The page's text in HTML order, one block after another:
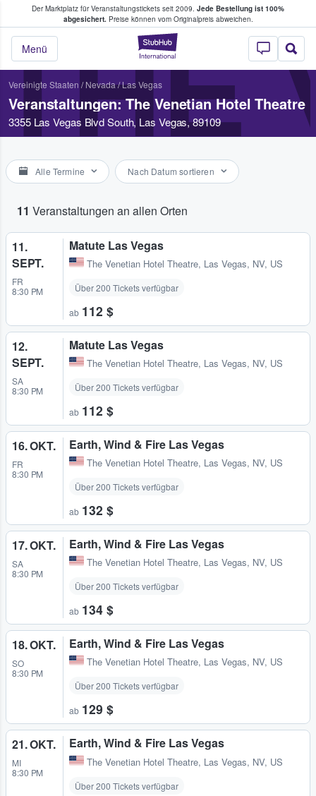
Der Marktplatz für Veranstaltungstickets seit 2009. Jede Bestellung ist 100%
abgesichert.Preise können vom Originalpreis abweichen.
StubHub - Wo
Menü
Tickets kaufen & verkaufen
Vereinigte Staaten / Nevada/Las Vegas
Veranstaltungen: The Venetian Hotel Theatre
3355 Las Vegas Blvd South, Las Vegas, 89109
Alle Termine Nach Datum sortieren
11 Veranstaltungen an allen Orten
11.
SEPT.
FR
8:30 PM
Matute Las Vegas
The Venetian Hotel Theatre, Las Vegas, NV, US
Über 200 Tickets verfügbar
ab 112 $
12.
SEPT.
SA
8:30 PM
Matute Las Vegas
The Venetian Hotel Theatre, Las Vegas, NV, US
Über 200 Tickets verfügbar
ab 112 $
16. OKT.
FR
8:30 PM
Earth, Wind & Fire Las Vegas
The Venetian Hotel Theatre, Las Vegas, NV, US
Über 200 Tickets verfügbar
ab 132 $
17. OKT.
SA
8:30 PM
Earth, Wind & Fire Las Vegas
The Venetian Hotel Theatre, Las Vegas, NV, US
Über 200 Tickets verfügbar
ab 134 $
18. OKT.
SO
8:30 PM
Earth, Wind & Fire Las Vegas
The Venetian Hotel Theatre, Las Vegas, NV, US
Über 200 Tickets verfügbar
ab 129 $
21. OKT.
MI
8:30 PM
Earth, Wind & Fire Las Vegas
The Venetian Hotel Theatre, Las Vegas, NV, US
Über 200 Tickets verfügbar